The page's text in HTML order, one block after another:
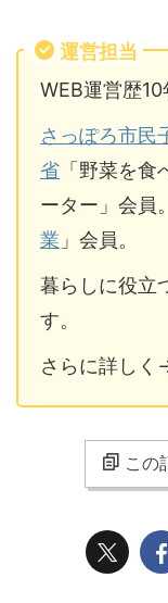
運営担当
WEB運営歴10
さっぽろ市民
省 「野菜を
ーター」会員
業 」会員。
暮らしに役立
す。
さらに詳しく
この